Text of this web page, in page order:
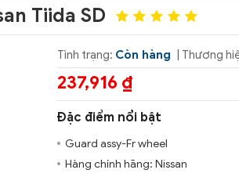
Tiida SD
Tình trạng: Còn hàng | Thương
237,916 ₫
Đặc điểm nổi bật
Guard assy-Fr wheel
Hàng chính hãng: Nissan